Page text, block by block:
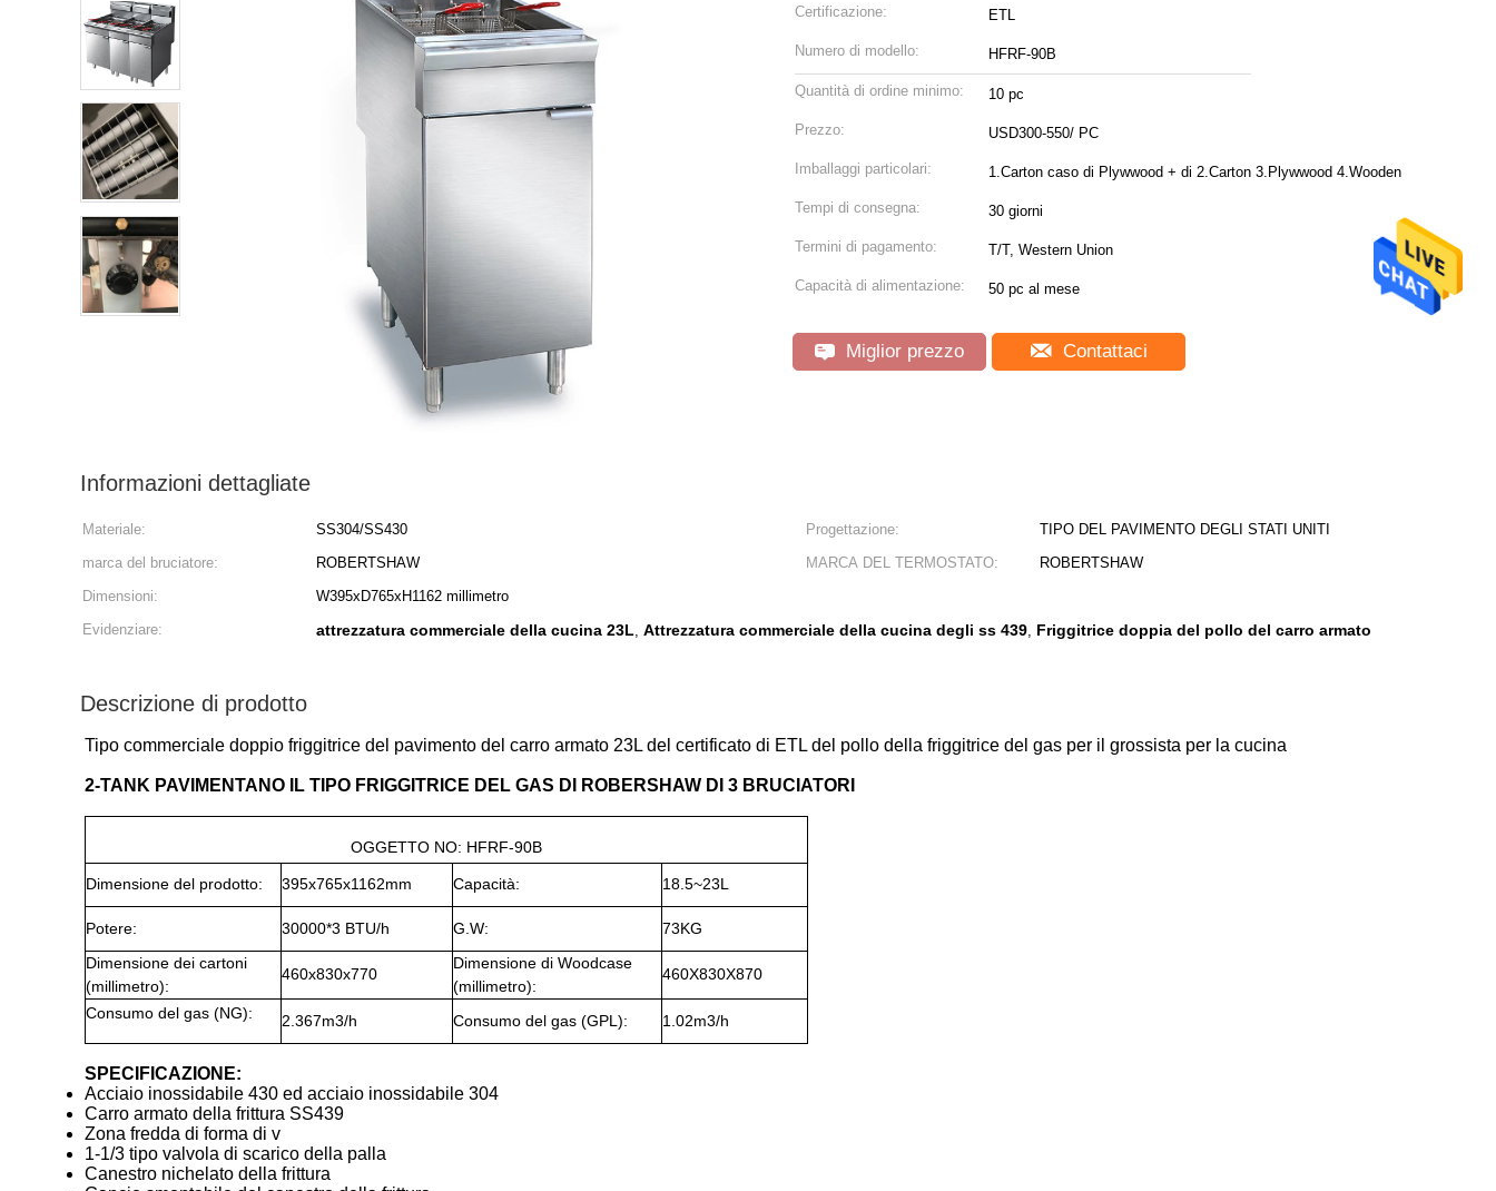
Certificazione: ETL
Numero di modello: HFRF-90B
Quantità di ordine minimo: 10 pc
Prezzo: USD300-550/ PC
Imballaggi particolari: 1.Carton caso di Plywwood + di 2.Carton 3.Plywwood 4.Wooden
Tempi di consegna: 30 giorni
Termini di pagamento: T/T, Western Union
Capacità di alimentazione: 50 pc al mese
Miglior prezzo Contattaci
Informazioni dettagliate
Materiale: SS304/SS430 Progettazione:
TIPO DEL PAVIMENTO DEGLI STATI UNITI
marca del bruciatore:
ROBERTSHAW MARCA DEL TERMOSTATO:
ROBERTSHAW
Dimensioni:
W395xD765xH1162 millimetro
Evidenziare:
attrezzatura commerciale della cucina 23L, Attrezzatura commerciale della cucina degli ss 439, Friggitrice doppia del pollo del carro armato
Descrizione di prodotto
Tipo commerciale doppio friggitrice del pavimento del carro armato 23L del certificato di ETL del pollo della friggitrice del gas per il grossista per la cucina
2-TANK PAVIMENTANO IL TIPO FRIGGITRICE DEL GAS DI ROBERSHAW DI 3 BRUCIATORI
OGGETTO NO: HFRF-90B
Dimensione del prodotto: 395x765x1162mm Capacità: 18.5~23L
Potere: 30000*3 BTU/h G.W:
73KG
Dimensione dei cartoni
(millimetro):
460x830x770
Dimensione di Woodcase
(millimetro):
460X830X870
Consumo del gas (NG): 2.367m3/h Consumo del gas (GPL): 1.02m3/h
SPECIFICAZIONE:
Acciaio inossidabile 430 ed acciaio inossidabile 304
Carro armato della frittura SS439
Zona fredda di forma di v
1-1/3 tipo valvola di scarico della palla
Canestro nichelato della frittura